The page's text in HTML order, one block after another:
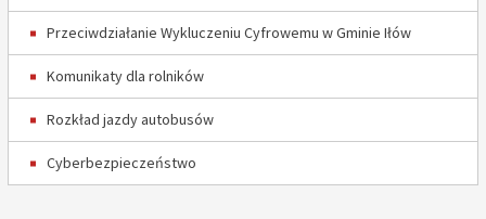
Przeciwdziałanie Wykluczeniu Cyfrowemu w Gminie Iłów
Komunikaty dla rolników
Rozkład jazdy autobusów
Cyberbezpieczeństwo